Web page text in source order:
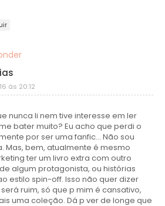
às 20:12
nunca li nem tive interesse em ler
bater muito? Eu acho que perdi o
por ser uma fanfic... Não sou
Mas, bem, atualmente é mesmo
ter um livro extra com outro
algum protagonista, ou histórias
estilo spin-off. Isso não quer dizer
ruim, só que p mim é cansativo,
uma coleção. Dá p ver de longe que